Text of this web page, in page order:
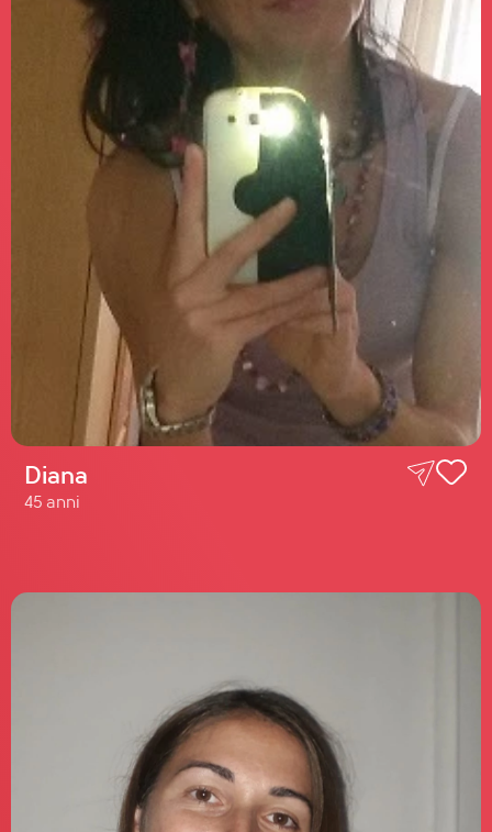
Diana
45 anni